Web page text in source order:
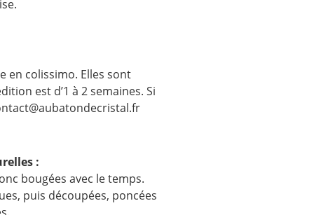
en colissimo. Elles sont
est d’1 à 2 semaines. Si
:
bougées avec le temps.
puis découpées, poncées